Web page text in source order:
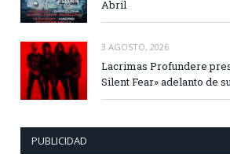
Abril
3 AGOSTO, 2026
Lacrimas Profundere
Silent Fear» adelanto de
PUBLICIDAD